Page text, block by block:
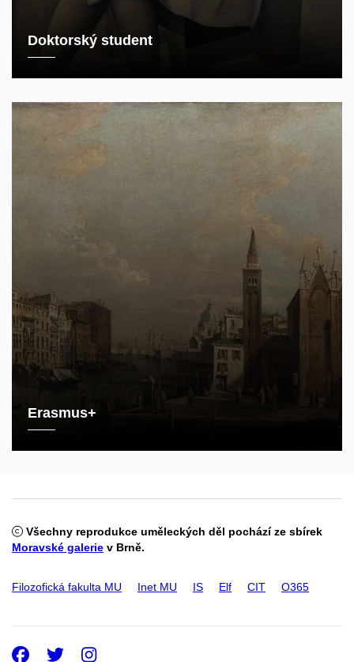
Doktorský student
Erasmus+
Všechny reprodukce uměleckých děl pochází ze sbírek
Moravské galerie v Brně.
Filozofická fakulta MU Inet MU IS Elf CIT O365
Facebook
Twitter
Instagram